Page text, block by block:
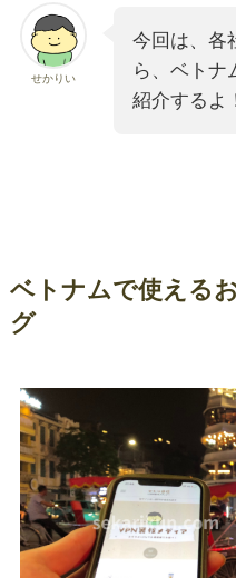
せかりい
今回は、各
ら、ベトナ
紹介するよ
ベトナムで使える
グ